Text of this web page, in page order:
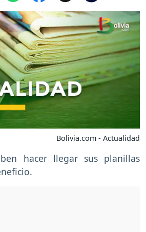
Bolivia.com - Actualidad
hacer llegar sus planillas